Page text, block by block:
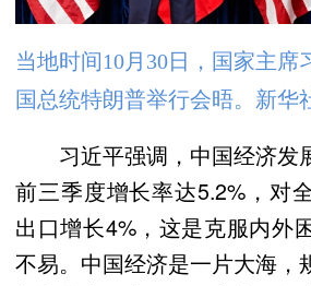
当地时间10月30日，国家主席
国总统特朗普举行会晤。新华
习近平强调，中国经济发
前三季度增长率达5.2%，对
出口增长4%，这是克服内外
不易。中国经济是一片大海，